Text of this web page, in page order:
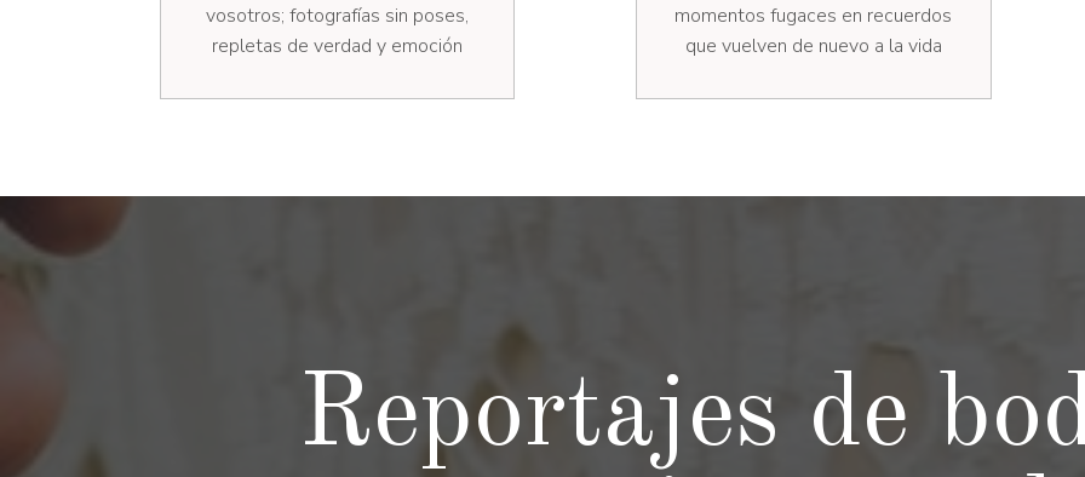
vosotros; fotografías sin poses,
repletas de verdad y emoción
momentos fugaces en recuerdos
que vuelven de nuevo a la vida
Reportajes de